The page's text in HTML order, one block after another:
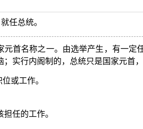
任总统。
元首名称之一。由选举产生，有一定
；实行内阁制的，总统只是国家元首
或工作。
任的工作。